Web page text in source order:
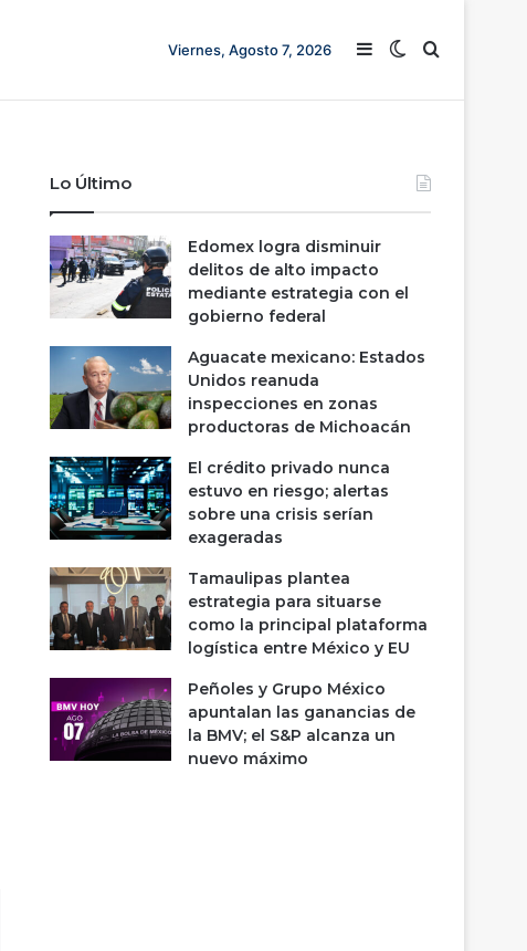
Viernes, Agosto 7, 2026 Barra lateral
Switch skin
Buscar
Lo Último
Edomex logra disminuir
delitos de alto impacto
mediante estrategia con el
gobierno federal
Aguacate mexicano: Estados
Unidos reanuda
inspecciones en zonas
productoras de Michoacán
El crédito privado nunca
estuvo en riesgo; alertas
sobre una crisis serían
exageradas
Tamaulipas plantea
estrategia para situarse
como la principal plataforma
logística entre México y EU
Peñoles y Grupo México
apuntalan las ganancias de
la BMV; el S&P alcanza un
nuevo máximo